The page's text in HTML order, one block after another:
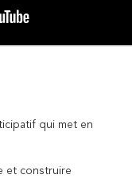
qui met en
et construire